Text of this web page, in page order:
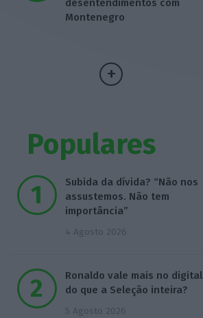
desentendimentos com
Montenegro
Populares
Subida da dívida? “Não nos
assustemos. Não tem
importância”
4 Agosto 2026
Ronaldo vale mais no digital
do que a Seleção inteira?
5 Agosto 2026